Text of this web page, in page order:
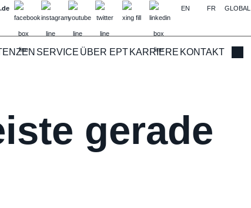
EN FR GLOBAL
SERVICE ÜBER EPTKARRIERE KONTAKT
gerade